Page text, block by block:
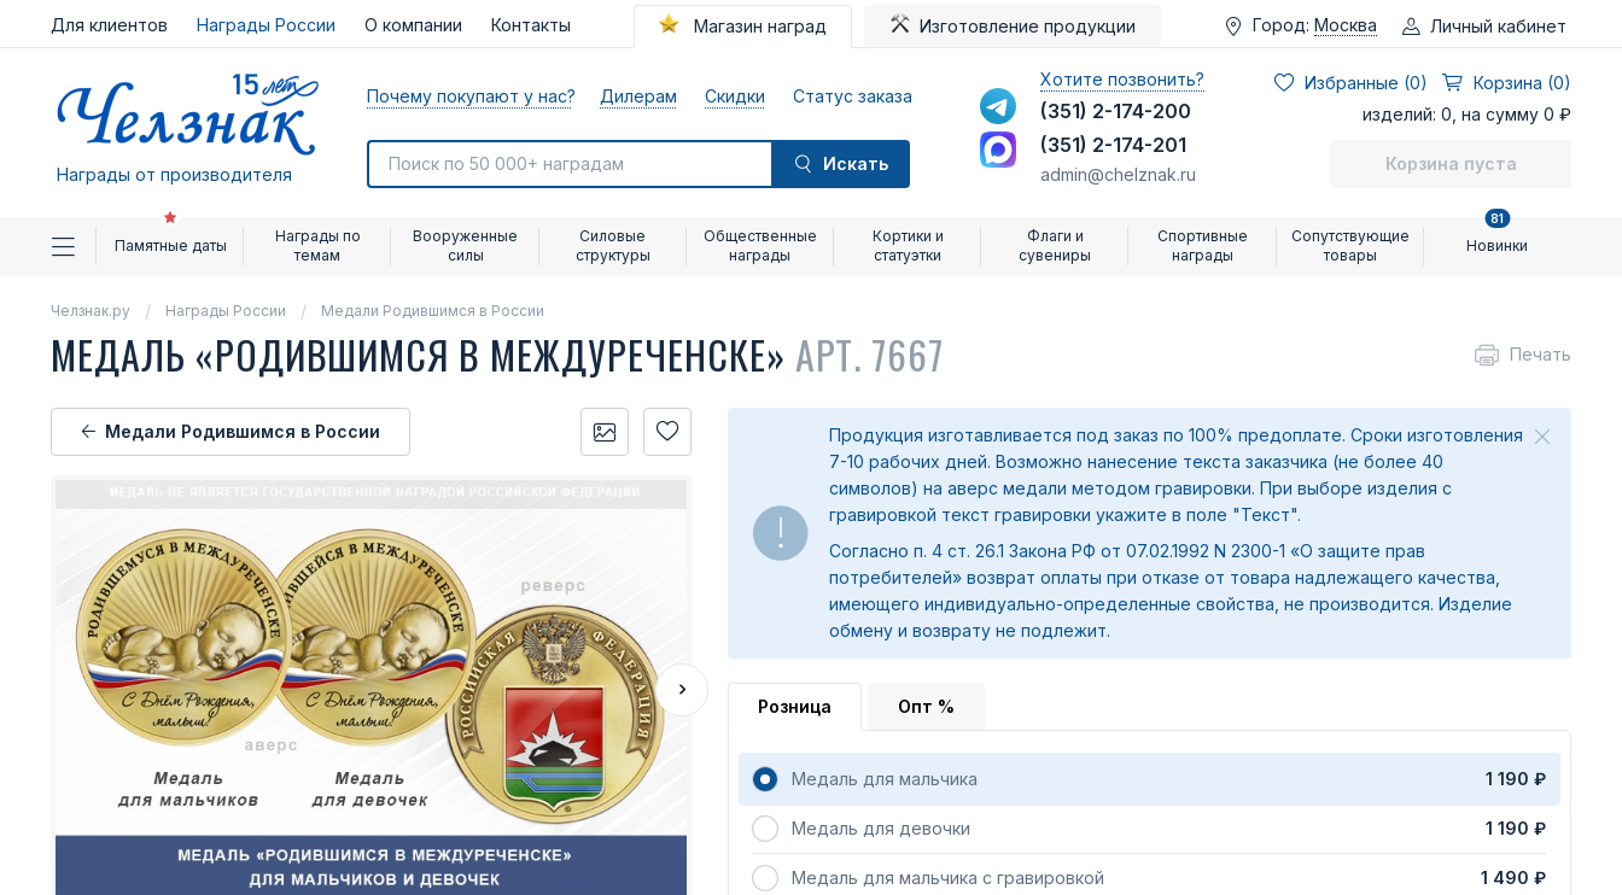
Для клиентов Награды России О компании Контакты Магазин наград Изготовление продукции Город: Москва Личный кабинет
Награды от производителя
Почему покупают у нас? Дилерам Скидки Статус заказа
Искать
Хотите позвонить?
(351) 2-174-200
(351) 2-174-201
admin@chelznak.ru
Избранные (0)
Корзина (0)
изделий: 0, на сумму 0 ₽
Корзина пуста
Памятные даты
Награды по
темам
Вооруженные
силы
Силовые
структуры
Общественные
награды
Кортики и
статуэтки
Флаги и
сувениры
Спортивные
награды
Сопутствующие
товары
Новинки
81
Челзнак.ру Награды России Медали Родившимся в России
МЕДАЛЬ «РОДИВШИМСЯ В МЕЖДУРЕЧЕНСКЕ» АРТ. 7667 Печать
Медали Родившимся в России
Продукция изготавливается под заказ по 100% предоплате. Сроки изготовления
7-10 рабочих дней. Возможно нанесение текста заказчика (не более 40
символов) на аверс медали методом гравировки. При выборе изделия с
гравировкой текст гравировки укажите в поле "Текст".
Согласно п. 4 ст. 26.1 Закона РФ от 07.02.1992 N 2300-1 «О защите прав
потребителей» возврат оплаты при отказе от товара надлежащего качества,
имеющего индивидуально-определенные свойства, не производится. Изделие
обмену и возврату не подлежит.
Розница Опт %
Медаль для мальчика 1 190 ₽
Медаль для девочки 1 190 ₽
Медаль для мальчика с гравировкой 1 490 ₽